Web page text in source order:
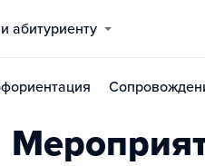
абитуриенту